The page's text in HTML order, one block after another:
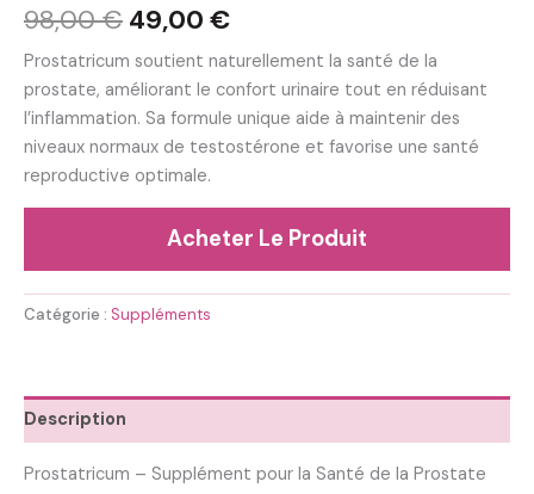
98,00€ Le
prix
initial
était :
98,00 €.
49,00 €Le
prix
actuel
est :
Prostatricum soutient naturellement la santé de la
prostate, améliorant le confort urinaire tout en réduisant
l’inflammation. Sa formule unique aide à maintenir des
niveaux normaux de testostérone et favorise une santé
reproductive optimale.
Acheter Le Produit
Catégorie : Suppléments
Description
Prostatricum – Supplément pour la Santé de la Prostate